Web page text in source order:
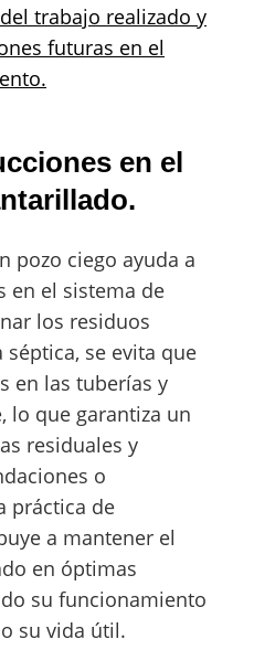
trabajo realizado y
futuras en el
en el
pozo ciego ayuda a
en el sistema de
los residuos
se evita que
en las tuberías y
lo que garantiza un
residuales y
o
práctica de
a mantener el
en óptimas
su funcionamiento
su vida útil.